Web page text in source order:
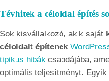
Tévhitek a céloldal építés
Sok kisvállalkozó, akik saját
céloldalt építenek
tipikus hibák csapdájába,
optimális teljesítményt.